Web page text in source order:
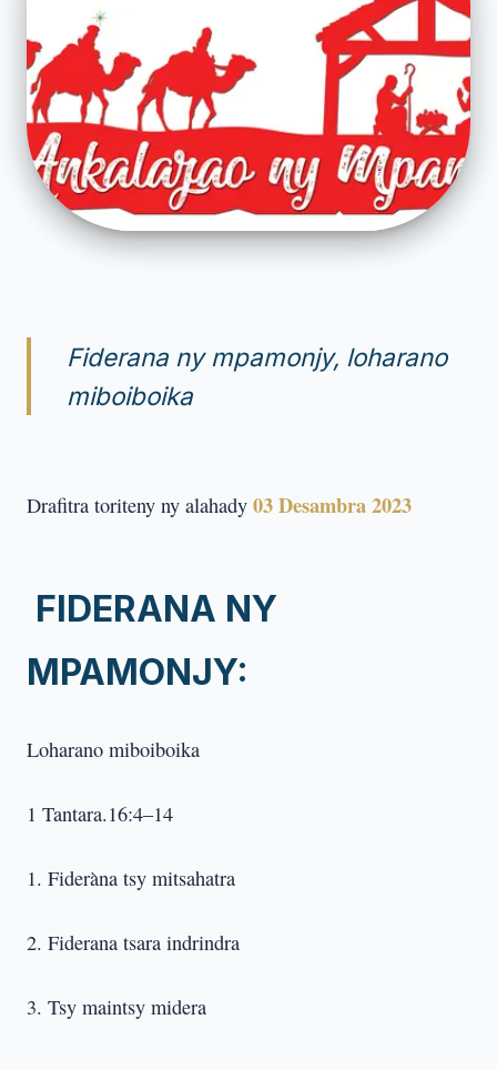
Fiderana ny mpamonjy, loharano
miboiboika
Drafitra toriteny ny alahady 03 Desambra 2023
FIDERANA NY
MPAMONJY:
Loharano miboiboika
1 Tantara.16:4–14
1. Fideràna tsy mitsahatra
2. Fiderana tsara indrindra
3. Tsy maintsy midera